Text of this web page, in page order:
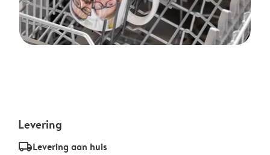
Levering
delivery_standard_v2Levering aan huis